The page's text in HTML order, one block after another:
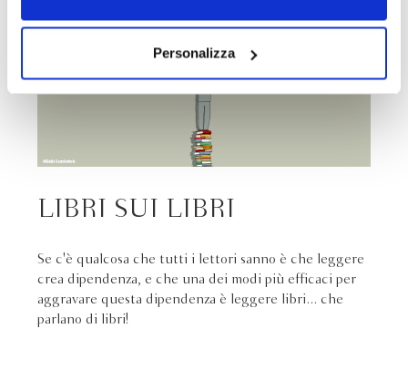
dei soli cookie tecnici. Selezionando “Accetta tutti” presti
il tuo consenso alla profilazione che potrai revocare in
ogni momentoRevoca
Personalizza
LIBRI SUI LIBRI
Se c'è qualcosa che tutti i lettori sanno è che leggere
crea dipendenza, e che una dei modi più efficaci per
aggravare questa dipendenza è leggere libri... che
parlano di libri!